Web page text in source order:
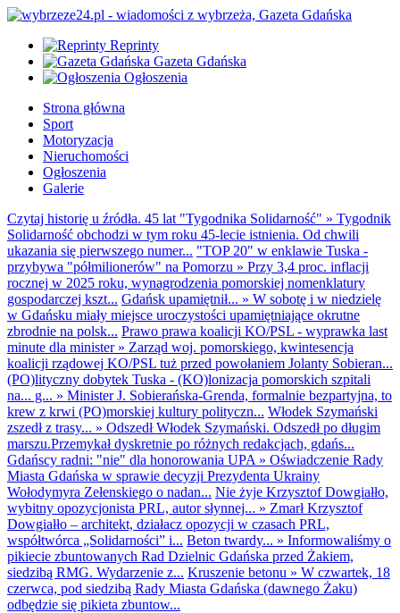
Reprinty
Gazeta Gdańska
Ogłoszenia
Strona główna
Sport
Motoryzacja
Nieruchomości
Ogłoszenia
Galerie
Czytaj historię u źródła. 45 lat "Tygodnika Solidarność" » Tygodnik
Solidarność obchodzi w tym roku 45-lecie istnienia. Od chwili
ukazania się pierwszego numer... "TOP 20" w enklawie Tuska -
przybywa "półmilionerów" na Pomorzu » Przy 3,4 proc. inflacji
rocznej w 2025 roku, wynagrodzenia pomorskiej nomenklatury
gospodarczej kszt... Gdańsk upamiętnił... » W sobotę i w niedzielę
w Gdańsku miały miejsce uroczystości upamiętniające okrutne
zbrodnie na polsk... Prawo prawa koalicji KO/PSL - wyprawka last
minute dla minister» Zarząd woj. pomorskiego, kwintesencja
koalicji rządowej KO/PSL tuż przed powołaniem Jolanty Sobieran...
(PO)lityczny dobytek Tuska - (KO)lonizacja pomorskich szpitali
na... g... » Minister J. Sobierańska-Grenda, formalnie bezpartyjna, to
krew z krwi (PO)morskiej kultury polityczn... Włodek Szymański
zszedł z trasy... » Odszedł Włodek Szymański. Odszedł po długim
marszu.Przemykał dyskretnie po różnych redakcjach, gdańs...
Gdańscy radni: "nie" dla honorowania UPA » Oświadczenie Rady
Miasta Gdańska w sprawie decyzji Prezydenta Ukrainy
Wołodymyra Zełenskiego o nadan... Nie żyje Krzysztof Dowgiałło,
wybitny opozycjonista PRL, autor słynnej... » Zmarł Krzysztof
Dowgiałło – architekt, działacz opozycji w czasach PRL,
współtwórca „Solidarności” i... Beton twardy... » Informowaliśmy o
pikiecie zbuntowanych Rad Dzielnic Gdańska przed Żakiem,
siedzibą RMG. Wydarzenie z... Kruszenie betonu » W czwartek, 18
czerwca, pod siedzibą Rady Miasta Gdańska (dawnego Żaku)
odbędzie się pikieta zbuntow...